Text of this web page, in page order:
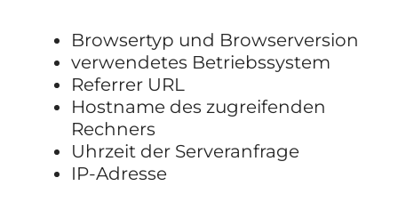
Browsertyp und Browserversion
verwendetes Betriebssystem
Referrer URL
Hostname des zugreifenden
Rechners
Uhrzeit der Serveranfrage
IP-Adresse